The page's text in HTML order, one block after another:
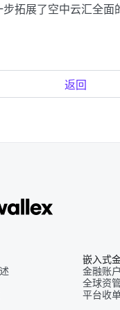
步拓展了空中云汇全面
返回
嵌入式
金融账
全球资管
平台收